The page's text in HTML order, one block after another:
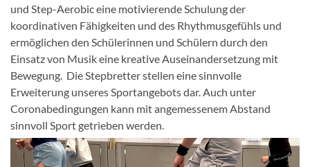
und Step-Aerobic eine motivierende Schulung der
koordinativen Fähigkeiten und des Rhythmusgefühls und
ermöglichen den Schülerinnen und Schülern durch den
Einsatz von Musik eine kreative Auseinandersetzung mit
Bewegung. Die Stepbretter stellen eine sinnvolle
Erweiterung unseres Sportangebots dar. Auch unter
Coronabedingungen kann mit angemessenem Abstand
sinnvoll Sport getrieben werden.